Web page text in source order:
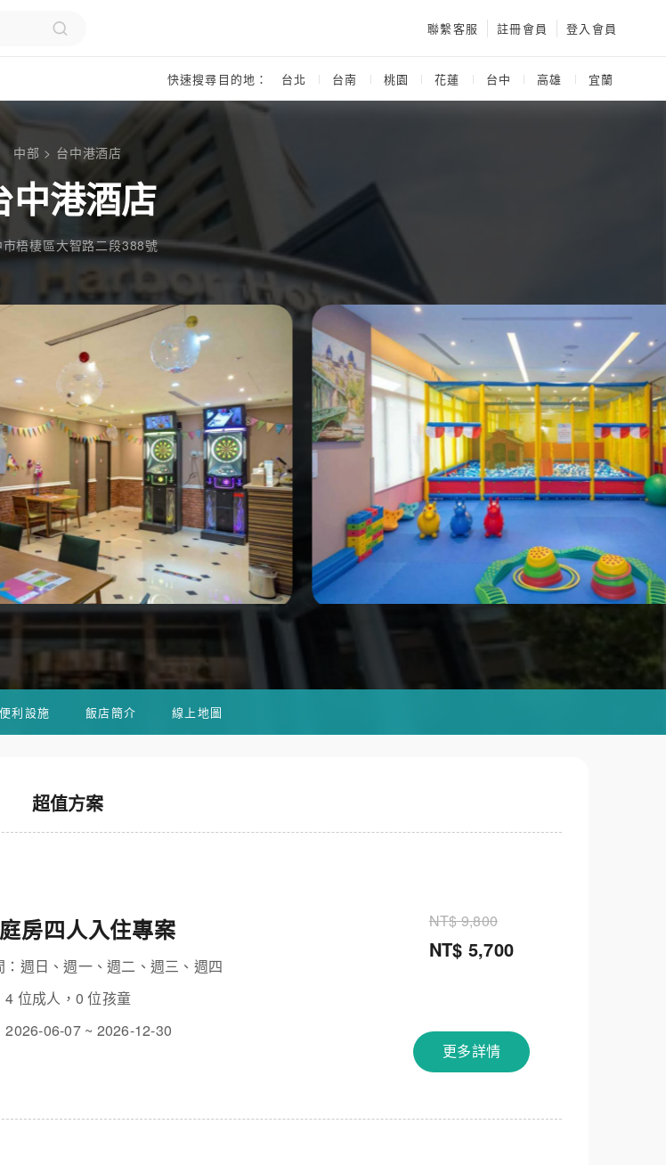
聯繫客服 註冊會員 登入會員
快速搜尋目的地： 台北 台南 桃園 花蓮 台中 高雄 宜蘭
中部 > 台中港酒店
中港酒店
市梧棲區大智路二段388號
便利設施 飯店簡介 線上地圖
超值方案
房四人入住專案
：週日、週一、週二、週三、週四
4 位成人，0 位孩童
2026-06-07 ~ 2026-12-30
NT$ 9,800
NT$ 5,700
更多詳情